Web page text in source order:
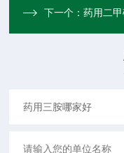
下一个：药用二